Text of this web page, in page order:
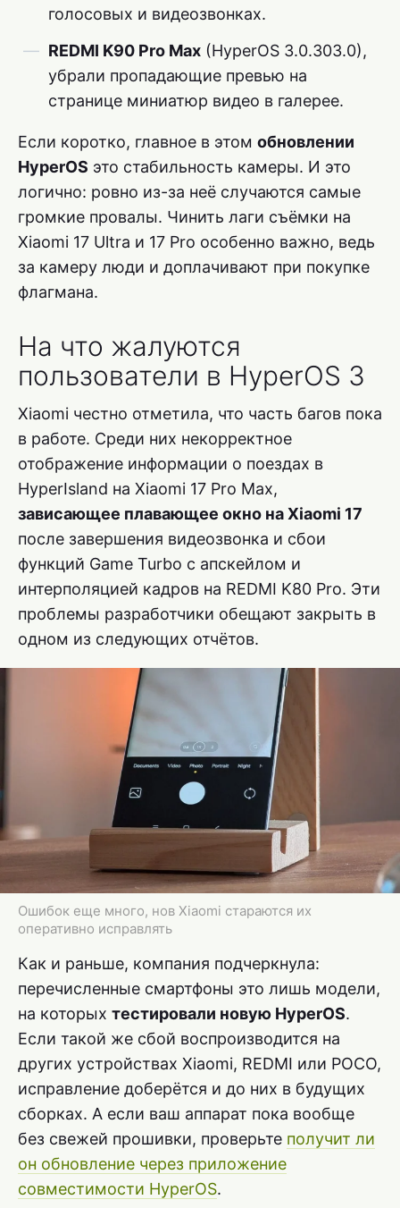
голосовых и видеозвонках.
REDMI K90 Pro Max (HyperOS 3.0.303.0),
убрали пропадающие превью на
странице миниатюр видео в галерее.
Если коротко, главное в этом обновлении
HyperOS это стабильность камеры. И это
логично: ровно из-за неё случаются самые
громкие провалы. Чинить лаги съёмки на
Xiaomi 17 Ultra и 17 Pro особенно важно, ведь
за камеру люди и доплачивают при покупке
флагмана.
На что жалуются
пользователи в HyperOS 3
Xiaomi честно отметила, что часть багов пока
в работе. Среди них некорректное
отображение информации о поездах в
HyperIsland на Xiaomi 17 Pro Max,
зависающее плавающее окно на Xiaomi 17
после завершения видеозвонка и сбои
функций Game Turbo с апскейлом и
интерполяцией кадров на REDMI K80 Pro. Эти
проблемы разработчики обещают закрыть в
одном из следующих отчётов.
Ошибок еще много, нов Xiaomi стараются их
оперативно исправлять
Как и раньше, компания подчеркнула:
перечисленные смартфоны это лишь модели,
на которых тестировали новую HyperOS.
Если такой же сбой воспроизводится на
других устройствах Xiaomi, REDMI или POCO,
исправление доберётся и до них в будущих
сборках. А если ваш аппарат пока вообще
без свежей прошивки, проверьте получит ли
он обновление через приложение
совместимости HyperOS.